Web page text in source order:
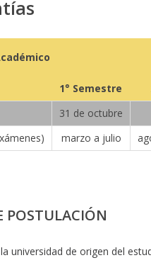
1° Semestre
31 de octubre
marzo a julio
POSTULACIÓN
universidad de origen del